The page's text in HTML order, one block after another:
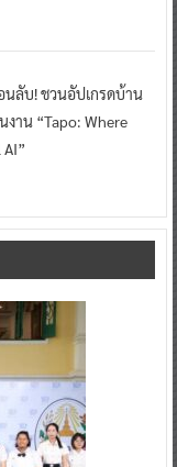
นลับ! ชวนอัปเกรดบ้าน
าน “Tapo: Where